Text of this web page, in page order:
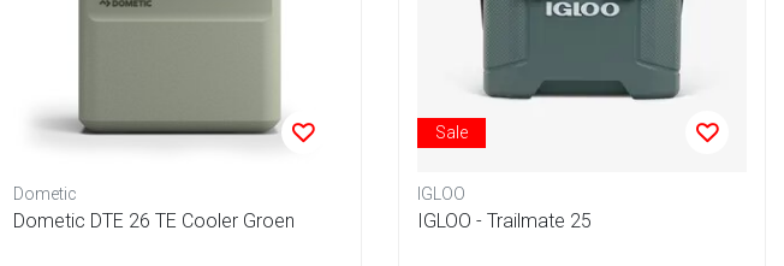
Dometic
Dometic DTE 26 TE Cooler Groen
Sale
IGLOO
IGLOO - Trailmate 25